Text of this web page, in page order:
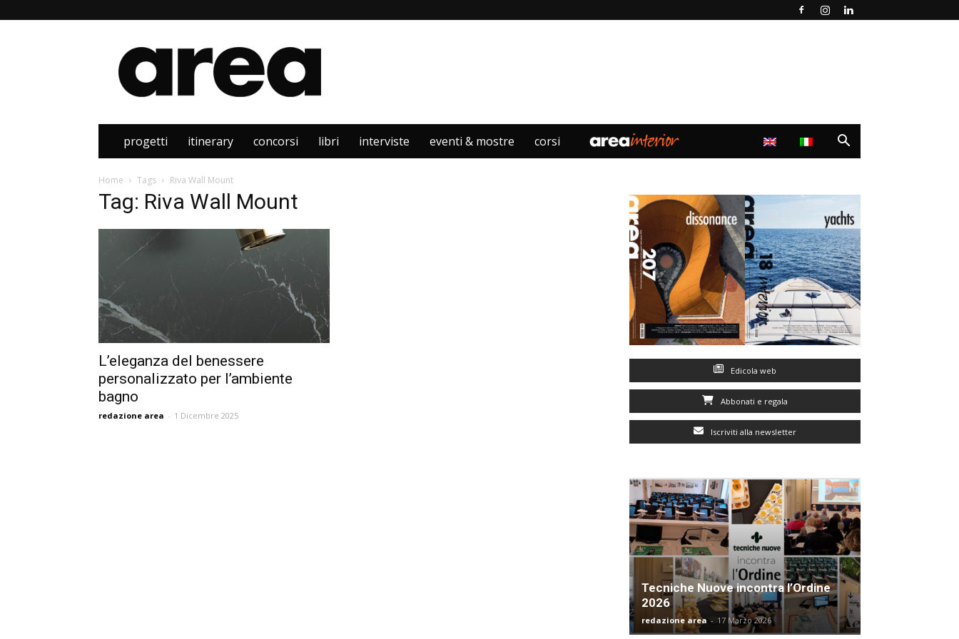
Area
progetti itinerary concorsi libri interviste eventi & mostre corsi
Home Tags Riva Wall Mount
Tag: Riva Wall Mount
L’eleganza del benessere
personalizzato per l’ambiente
bagno
redazione area - 1 Dicembre 2025
Edicola web
Abbonati e regala
Iscriviti alla newsletter
Tecniche Nuove incontra l’Ordine
2026
redazione area - 17 Marzo 2026